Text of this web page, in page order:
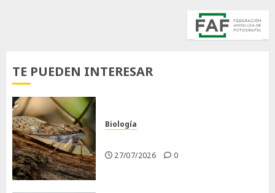
TE PUEDEN INTERESAR
Biología
27/07/2026 0